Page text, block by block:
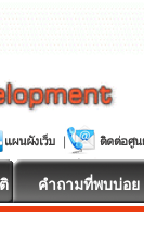
คำถามที่พบบ่อย